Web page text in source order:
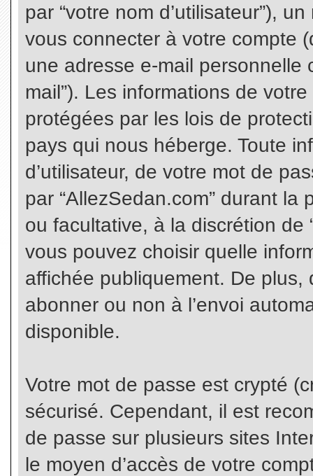
par “votre nom d’utilisateur”),
vous connecter à votre compte
une adresse e-mail personnelle
mail”). Les informations de
protégées par les lois de
pays qui nous héberge. Toute
d’utilisateur, de votre mot de
par “AllezSedan.com” durant la
ou facultative, à la discrétion de
vous pouvez choisir quelle
affichée publiquement. De plus,
abonner ou non à l’envoi
disponible.
Votre mot de passe est crypté
sécurisé. Cependant, il est
de passe sur plusieurs sites
le moyen d’accès de votre